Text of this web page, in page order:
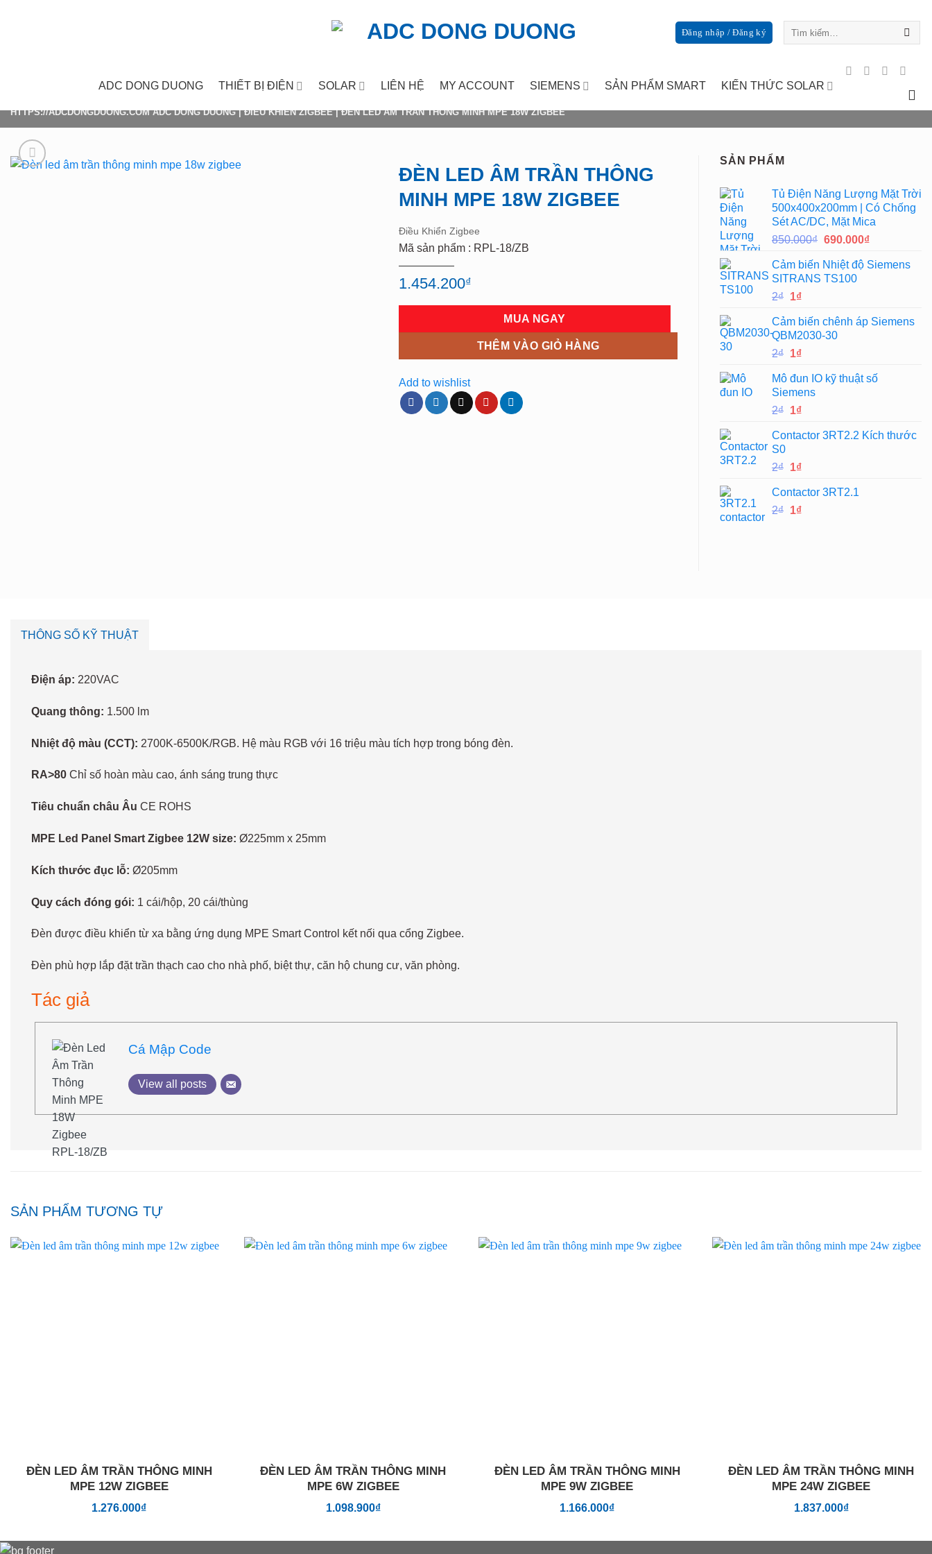
Đăng nhập / Đăng ký
ADC DONG DUONG THIẾT BỊ ĐIỆN SOLAR LIÊN HỆ MY ACCOUNT SIEMENS SẢN PHẨM SMART KIẾN THỨC SOLAR
HTTPS://ADCDONGDUONG.COM ADC DONG DUONG|ĐIỀU KHIỂN ZIGBEE|ĐÈN LED ÂM TRẦN THÔNG MINH MPE 18W ZIGBEE
ĐÈN LED ÂM TRẦN THÔNG
MINH MPE 18W ZIGBEE
Điều Khiển Zigbee
Mã sản phẩm : RPL-18/ZB
1.454.200₫
MUA NGAY
THÊM VÀO GIỎ HÀNG
Add to wishlist
SẢN PHẨM
Tủ Điện Năng Lượng Mặt Trời
500x400x200mm | Có Chống
Sét AC/DC, Mặt Mica
850.000₫ Giá
là:
850.000₫.
690.000₫Giá
tại
Cảm biến Nhiệt độ Siemens
SITRANS TS100
2₫ Giá
là:
2₫.
1₫Giá
tại
là:
1₫.
Cảm biến chênh áp Siemens
QBM2030-30
2₫ Giá
là:
2₫.
1₫Giá
tại
là:
1₫.
Mô đun IO kỹ thuật số
Siemens
2₫ Giá
là:
1₫Giá
tại
1₫.
Contactor 3RT2.2 Kích thước
S0
2₫ Giá
là:
2₫.
1₫Giá
tại
là:
Contactor 3RT2.1
2₫ Giá
1₫Giá
THÔNG SỐ KỸ THUẬT
Điện áp: 220VAC
Quang thông: 1.500 lm
Nhiệt độ màu (CCT): 2700K-6500K/RGB. Hệ màu RGB với 16 triệu màu tích hợp trong bóng đèn.
RA>80 Chỉ số hoàn màu cao, ánh sáng trung thực
Tiêu chuẩn châu Âu CE ROHS
MPE Led Panel Smart Zigbee 12W size: Ø225mm x 25mm
Kích thước đục lỗ: Ø205mm
Quy cách đóng gói: 1 cái/hộp, 20 cái/thùng
Đèn được điều khiển từ xa bằng ứng dụng MPE Smart Control kết nối qua cổng Zigbee.
Đèn phù hợp lắp đặt trần thạch cao cho nhà phố, biệt thự, căn hộ chung cư, văn phòng.
Tác giả
Cá Mập Code
View all posts
SẢN PHẨM TƯƠNG TỰ
ĐÈN LED ÂM TRẦN THÔNG MINH
MPE 12W ZIGBEE
1.276.000₫
ĐÈN LED ÂM TRẦN THÔNG MINH
MPE 6W ZIGBEE
1.098.900₫
ĐÈN LED ÂM TRẦN THÔNG MINH
MPE 9W ZIGBEE
1.166.000₫
ĐÈN LED ÂM TRẦN THÔNG MINH
MPE 24W ZIGBEE
1.837.000₫